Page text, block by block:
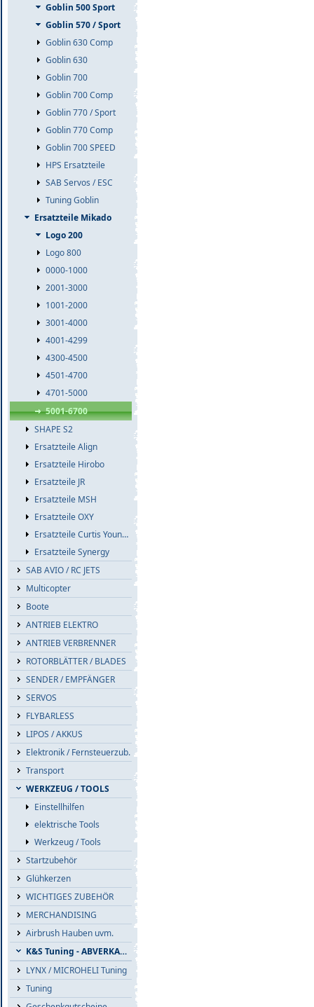
Goblin 500 Sport
Goblin 570 / Sport
Goblin 630 Comp
Goblin 630
Goblin 700
Goblin 700 Comp
Goblin 770 / Sport
Goblin 770 Comp
Goblin 700 SPEED
HPS Ersatzteile
SAB Servos / ESC
Tuning Goblin
Ersatzteile Mikado
Logo 200
Logo 800
0000-1000
2001-3000
1001-2000
3001-4000
4001-4299
4300-4500
4501-4700
4701-5000
5001-6700
SHAPE S2
Ersatzteile Align
Ersatzteile Hirobo
Ersatzteile JR
Ersatzteile MSH
Ersatzteile OXY
Ersatzteile Curtis Youngblood
Ersatzteile Synergy
SAB AVIO / RC JETS
Multicopter
Boote
ANTRIEB ELEKTRO
ANTRIEB VERBRENNER
ROTORBLÄTTER / BLADES
SENDER / EMPFÄNGER
SERVOS
FLYBARLESS
LIPOS / AKKUS
Elektronik / Fernsteuerzub.
Transport
WERKZEUG / TOOLS
Einstellhilfen
elektrische Tools
Werkzeug / Tools
Startzubehör
Glühkerzen
WICHTIGES ZUBEHÖR
MERCHANDISING
Airbrush Hauben uvm.
K&S Tuning - ABVERKAUF
LYNX / MICROHELI Tuning
Tuning